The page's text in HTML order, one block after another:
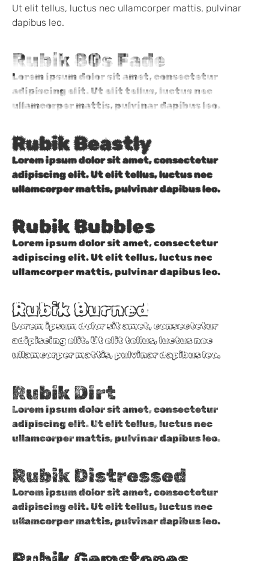
Ut elit tellus, luctus nec ullamcorper mattis, pulvinar
dapibus leo.
Rubik 80s Fade
Lorem ipsum dolor sit amet, consectetur
adipiscing elit. Ut elit tellus, luctus nec
ullamcorper mattis, pulvinar dapibus leo.
Rubik Beastly
Lorem ipsum dolor sit amet, consectetur
adipiscing elit. Ut elit tellus, luctus nec
ullamcorper mattis, pulvinar dapibus leo.
Rubik Bubbles
Lorem ipsum dolor sit amet, consectetur
adipiscing elit. Ut elit tellus, luctus nec
ullamcorper mattis, pulvinar dapibus leo.
Rubik Burned
Lorem ipsum dolor sit amet, consectetur
adipiscing elit. Ut elit tellus, luctus nec
ullamcorper mattis, pulvinar dapibus leo.
Rubik Dirt
Lorem ipsum dolor sit amet, consectetur
adipiscing elit. Ut elit tellus, luctus nec
ullamcorper mattis, pulvinar dapibus leo.
Rubik Distressed
Lorem ipsum dolor sit amet, consectetur
adipiscing elit. Ut elit tellus, luctus nec
ullamcorper mattis, pulvinar dapibus leo.